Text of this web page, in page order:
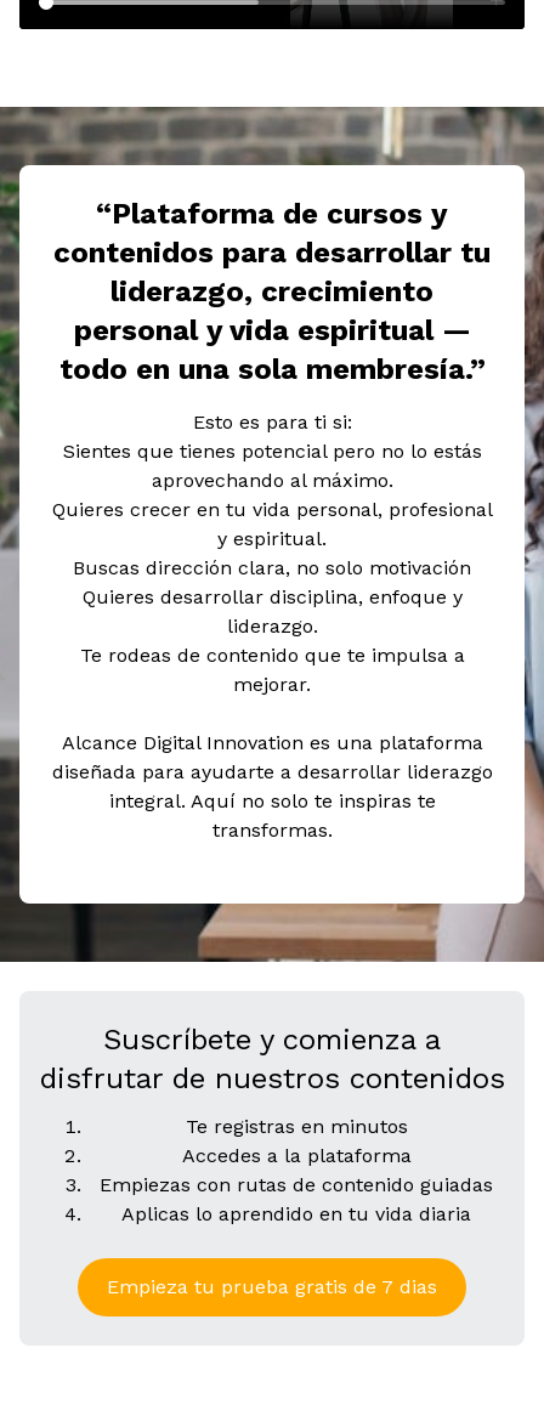
“Plataforma de cursos y
contenidos para desarrollar tu
liderazgo, crecimiento
personal y vida espiritual —
todo en una sola membresía.”
Esto es para ti si:
Sientes que tienes potencial pero no lo estás
aprovechando al máximo.
Quieres crecer en tu vida personal, profesional
y espiritual.
Buscas dirección clara, no solo motivación
Quieres desarrollar disciplina, enfoque y
liderazgo.
Te rodeas de contenido que te impulsa a
mejorar.
Alcance Digital Innovation es una plataforma
diseñada para ayudarte a desarrollar liderazgo
integral. Aquí no solo te inspiras te
transformas.
Suscríbete y comienza a
disfrutar de nuestros contenidos
Te registras en minutos
Accedes a la plataforma
Empiezas con rutas de contenido guiadas
Aplicas lo aprendido en tu vida diaria
Empieza tu prueba gratis de 7 dias